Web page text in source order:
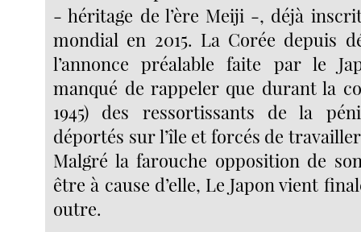
- héritage de l’ère Meiji -, déjà
mondial en 2015. La Corée depuis
l’annonce préalable faite par le
manqué de rappeler que durant la
1945) des ressortissants de la
déportés sur l’île et forcés de
Malgré la farouche opposition de
être à cause d’elle, Le Japon vient
outre.